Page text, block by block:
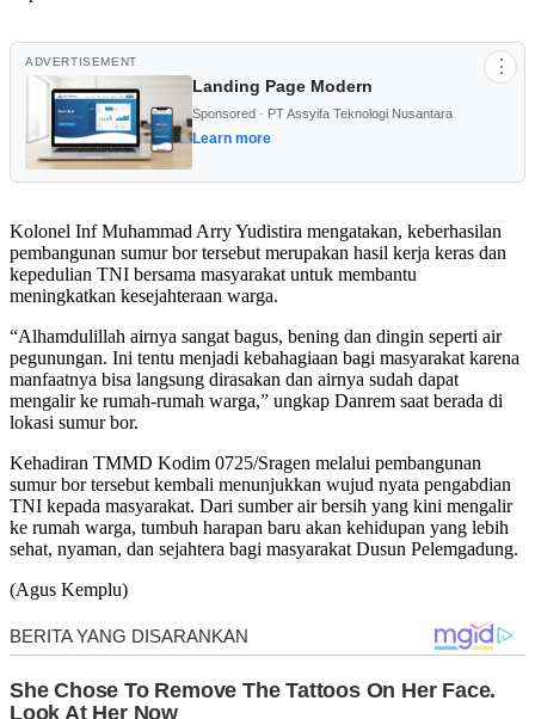
ADVERTISEMENT ⋮
Landing Page Modern
Sponsored · PT Assyifa Teknologi Nusantara
Learn more
Kolonel Inf Muhammad Arry Yudistira mengatakan, keberhasilan
pembangunan sumur bor tersebut merupakan hasil kerja keras dan
kepedulian TNI bersama masyarakat untuk membantu
meningkatkan kesejahteraan warga.
“Alhamdulillah airnya sangat bagus, bening dan dingin seperti air
pegunungan. Ini tentu menjadi kebahagiaan bagi masyarakat karena
manfaatnya bisa langsung dirasakan dan airnya sudah dapat
mengalir ke rumah-rumah warga,” ungkap Danrem saat berada di
lokasi sumur bor.
Kehadiran TMMD Kodim 0725/Sragen melalui pembangunan
sumur bor tersebut kembali menunjukkan wujud nyata pengabdian
TNI kepada masyarakat. Dari sumber air bersih yang kini mengalir
ke rumah warga, tumbuh harapan baru akan kehidupan yang lebih
sehat, nyaman, dan sejahtera bagi masyarakat Dusun Pelemgadung.
(Agus Kemplu)